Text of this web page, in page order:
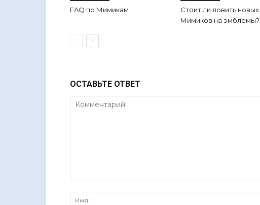
FAQ по Мимикам
Стоит ли ловить новых
Мимиков на эмблемы?
ОСТАВЬТЕ ОТВЕТ